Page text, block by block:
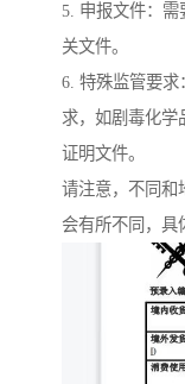
5. 申报文件：需
关文件。
6. 特殊监管要
求，如剧毒化学
证明文件。
请注意，不同和
会有所不同，具